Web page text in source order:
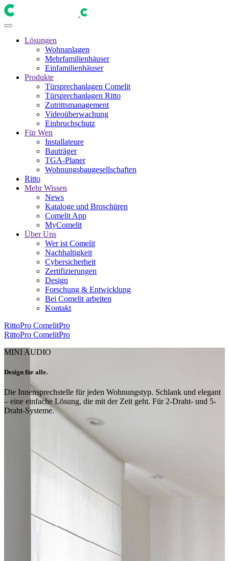
Lösungen
Wohnanlagen
Mehrfamilienhäuser
Einfamilienhäuser
Produkte
Türsprechanlagen Comelit
Türsprechanlagen Ritto
Zutrittsmanagement
Videoüberwachung
Einbruchschutz
Für Wen
Installateure
Bauträger
TGA-Planer
Wohnungsbaugesellschaften
Ritto
Mehr Wissen
News
Kataloge und Broschüren
Comelit App
MyComelit
Über Uns
Wer ist Comelit
Nachhaltigkeit
Cybersicherheit
Zertifizierungen
Design
Forschung & Entwicklung
Bei Comelit arbeiten
Kontakt
RittoPro ComelitPro
RittoPro ComelitPro
MINI AUDIO
Design für alle.
Die Innensprechstelle für jeden Wohnungstyp. Schlank und elegant
– eine einfache Lösung, die mit der Zeit geht. Für 2-Draht- und 5-
Draht-Systeme.